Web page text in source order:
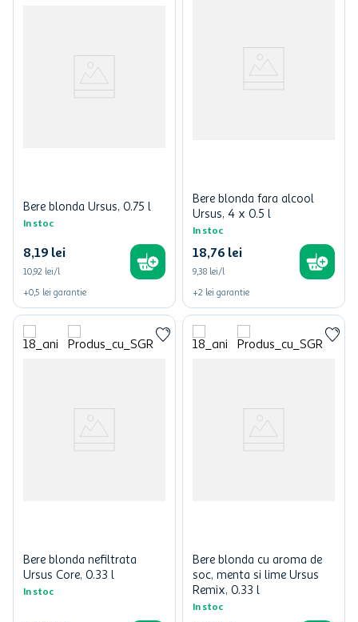
Bere blonda Ursus, 0.75 l
In stoc
8,19 lei
10,92 lei/l
+0,5 lei garantie
Bere blonda fara alcool
Ursus, 4 x 0.5 l
In stoc
18,76 lei
9,38 lei/l
+2 lei garantie
Bere blonda nefiltrata
Ursus Core, 0.33 l
In stoc
Bere blonda cu aroma de
soc, menta si lime Ursus
Remix, 0.33 l
In stoc